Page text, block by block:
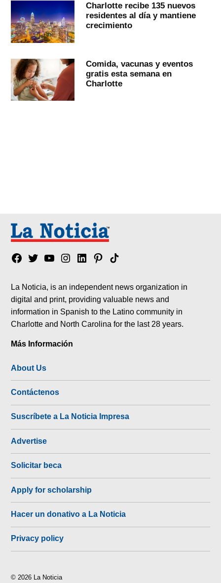
Charlotte recibe 135 nuevos
residentes al día y mantiene
crecimiento
Comida, vacunas y eventos
gratis esta semana en
Charlotte
Facebook
TwitterYouTubeInstagram
LinkedinPinterest
Tik
La Noticia, is an independent news organization in
digital and print, providing valuable news and
information in Spanish to the Latino community in
Charlotte and North Carolina for the last 28 years.
Más Información
About Us
Contáctenos
Suscríbete a La Noticia Impresa
Advertise
Solicitar beca
Apply for scholarship
Hacer un donativo a La Noticia
Privacy policy
© 2026 La Noticia